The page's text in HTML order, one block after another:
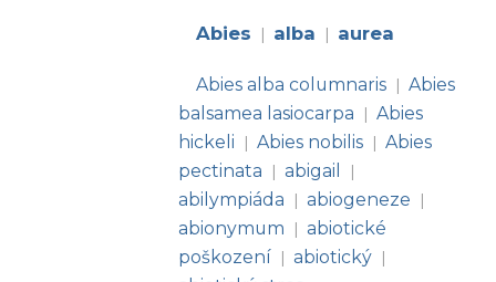
Abies | alba | aurea
Abies alba columnaris | Abies
balsamea lasiocarpa
| Abies
hickeli
| Abies nobilis | Abies
pectinata
| abigail |
abilympiáda | abiogeneze |
abionymum | abiotické
poškození | abiotický |